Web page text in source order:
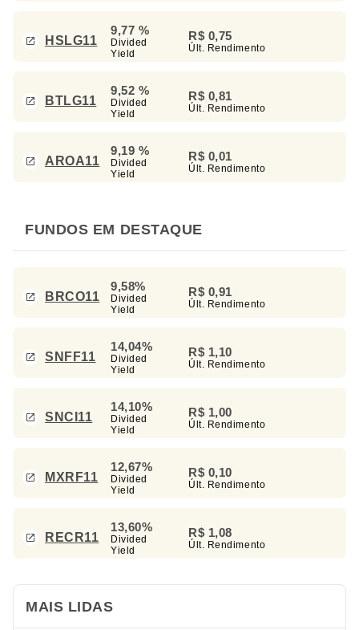
HSLG11
9,77 %
Divided
Yield
R$ 0,75
Últ. Rendimento
BTLG11
9,52 %
Divided
Yield
R$ 0,81
Últ. Rendimento
AROA11
9,19 %
Divided
Yield
R$ 0,01
Últ. Rendimento
FUNDOS EM DESTAQUE
BRCO11
9,58%
Divided
Yield
R$ 0,91
Últ. Rendimento
SNFF11
14,04%
Divided
Yield
R$ 1,10
Últ. Rendimento
SNCI11
14,10%
Divided
Yield
R$ 1,00
Últ. Rendimento
MXRF11
12,67%
Divided
Yield
R$ 0,10
Últ. Rendimento
RECR11
13,60%
Divided
Yield
R$ 1,08
Últ. Rendimento
MAIS LIDAS